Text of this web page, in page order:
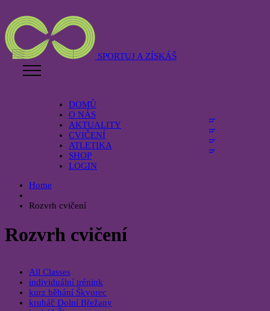
SPORTUJ A ZÍSKÁŠ
DOMŮ
O NÁS
AKTUALITY
CVIČENÍ
ATLETIKA
SHOP
LOGIN
Home
Rozvrh cvičení
Rozvrh cvičení
All Classes
individuální trénink
kurz běhání Škvorec
kruháč Dolní Břežany